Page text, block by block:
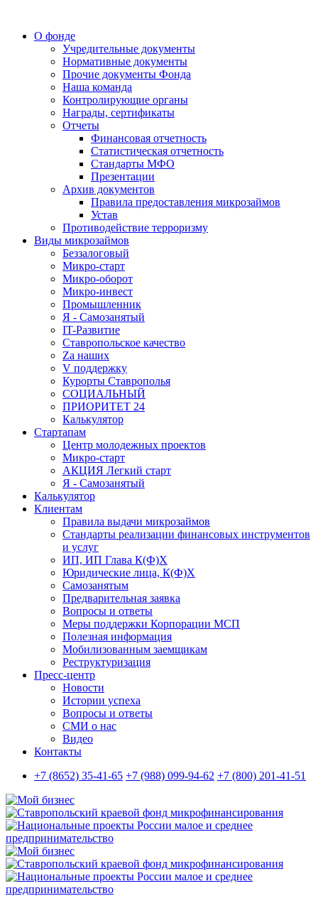
О фонде
Учредительные документы
Нормативные документы
Прочие документы Фонда
Наша команда
Контролирующие органы
Награды, сертификаты
Отчеты
Финансовая отчетность
Статистическая отчетность
Стандарты МФО
Презентации
Архив документов
Правила предоставления микрозаймов
Устав
Противодействие терроризму
Виды микрозаймов
Беззалоговый
Микро-старт
Микро-оборот
Микро-инвест
Промышленник
Я - Самозанятый
IT-Развитие
Ставропольское качество
Za наших
V поддержку
Курорты Ставрополья
СОЦИАЛЬНЫЙ
ПРИОРИТЕТ 24
Калькулятор
Стартапам
Центр молодежных проектов
Микро-старт
АКЦИЯ Легкий старт
Я - Самозанятый
Калькулятор
Клиентам
Правила выдачи микрозаймов
Стандарты реализации финансовых инструментов
и услуг
ИП, ИП Глава К(Ф)Х
Юридические лица, К(Ф)Х
Самозанятым
Предварительная заявка
Вопросы и ответы
Меры поддержки Корпорации МСП
Полезная информация
Мобилизованным заемщикам
Реструктуризация
Пресс-центр
Новости
Истории успеха
Вопросы и ответы
СМИ о нас
Видео
Контакты
+7 (8652) 35-41-65 +7 (988) 099-94-62 +7 (800) 201-41-51